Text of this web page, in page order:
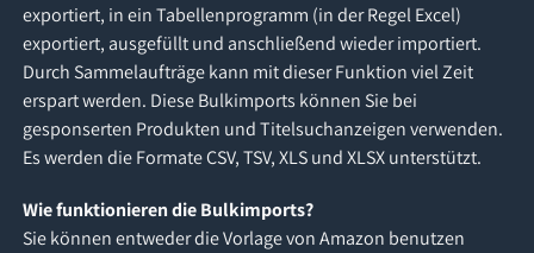
exportiert, in ein Tabellenprogramm (in der Regel Excel)
exportiert, ausgefüllt und anschließend wieder importiert.
Durch Sammelaufträge kann mit dieser Funktion viel Zeit
erspart werden. Diese Bulkimports können Sie bei
gesponserten Produkten und Titelsuchanzeigen verwenden.
Es werden die Formate CSV, TSV, XLS und XLSX unterstützt.
Wie funktionieren die Bulkimports?
Sie können entweder die Vorlage von Amazon benutzen